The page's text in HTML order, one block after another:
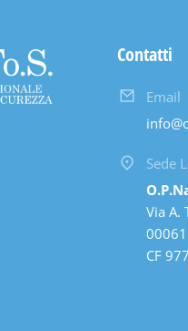
Contatti
Email
Sede
Via A.
00061
CF